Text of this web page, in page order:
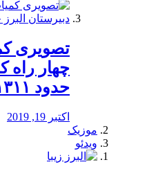
️تصویری
چهار راه
حدود ۱۳۱۱ه ش
اکتبر 19, 2019
موزیک
ویدئو